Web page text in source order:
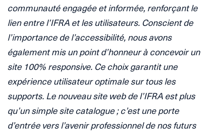
communauté engagée et informée, renforçant le
lien entre l’IFRA et les utilisateurs. Conscient de
l’importance de l’accessibilité, nous avons
également mis un point d’honneur à concevoir un
site 100% responsive. Ce choix garantit une
expérience utilisateur optimale sur tous les
supports. Le nouveau site web de l’IFRA est plus
qu’un simple site catalogue ; c’est une porte
d’entrée vers l’avenir professionnel de nos futurs